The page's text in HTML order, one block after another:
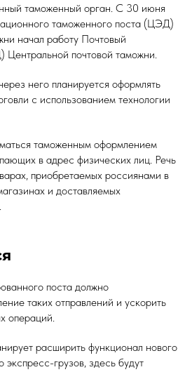
таможенный орган. С 30 июня
таможенного поста (ЦЭД)
начал работу Почтовый
почтовой таможни.
него планируется оформлять
с использованием технологии
таможенным оформлением
в адрес физических лиц. Речь
приобретаемых россиянами в
и доставляемых
поста должно
таких отправлений и ускорить
операций.
расширить функционал нового
грузов, здесь будут